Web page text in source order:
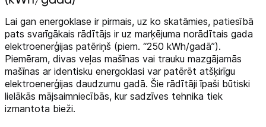
Lai gan energoklase ir pirmais, uz ko skatāmies, patiesībā
pats svarīgākais rādītājs ir uz marķējuma norādītais gada
elektroenerģijas patēriņš (piem. “250 kWh/gadā”).
Piemēram, divas veļas mašīnas vai trauku mazgājamās
mašīnas ar identisku energoklasi var patērēt atšķirīgu
elektroenerģijas daudzumu gadā. Šie rādītāji īpaši būtiski
lielākās mājsaimniecībās, kur sadzīves tehnika tiek
izmantota bieži.